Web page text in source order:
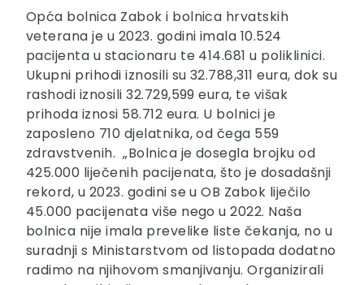
Opća bolnica Zabok i bolnica hrvatskih
veterana je u 2023. godini imala 10.524
pacijenta u stacionaru te 414.681 u poliklinici.
Ukupni prihodi iznosili su 32.788,311 eura, dok su
rashodi iznosili 32.729,599 eura, te višak
prihoda iznosi 58.712 eura. U bolnici je
zaposleno 710 djelatnika, od čega 559
zdravstvenih. „Bolnica je dosegla brojku od
425.000 liječenih pacijenata, što je dosadašnji
rekord, u 2023. godini se u OB Zabok liječilo
45.000 pacijenata više nego u 2022. Naša
bolnica nije imala prevelike liste čekanja, no u
suradnji s Ministarstvom od listopada dodatno
radimo na njihovom smanjivanju. Organizirali